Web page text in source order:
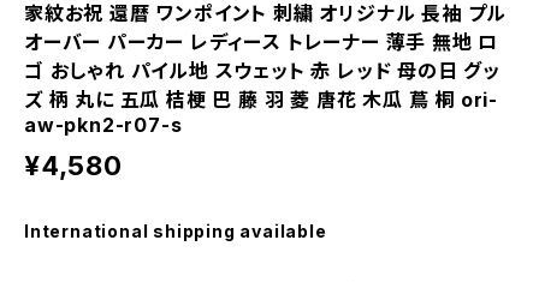
家紋お祝 還暦 ワンポイント 刺繍 オリジナル 長袖 プル
オーバー パーカー レディース トレーナー 薄手 無地 ロ
ゴ おしゃれ パイル地 スウェット 赤 レッド 母の日 グッ
ズ 柄 丸に 五瓜 桔梗 巴 藤 羽 菱 唐花 木瓜 蔦 桐 ori-
aw-pkn2-r07-s
¥4,580
International shipping available